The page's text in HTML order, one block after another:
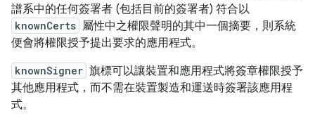
譜系中的任何簽署者 (包括目前的簽署者) 符合以
knownCerts 屬性中之權限聲明的其中一個摘要，則系統
便會將權限授予提出要求的應用程式。
knownSigner 旗標可以讓裝置和應用程式將簽章權限授予
其他應用程式，而不需在裝置製造和運送時簽署該應用程
式。